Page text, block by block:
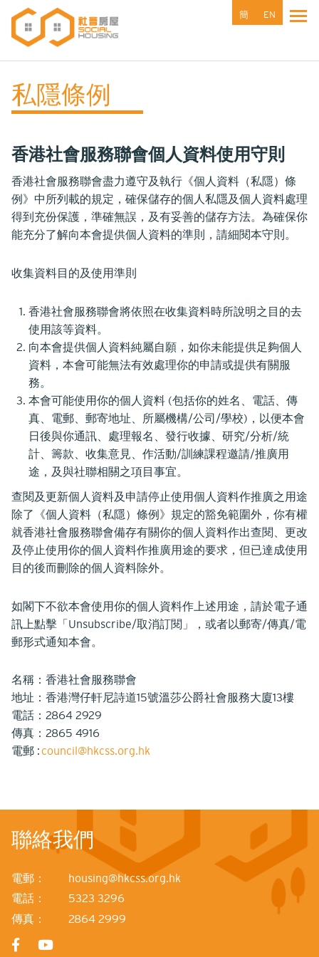
內
簡 EN
私隱條例
香港社會服務聯會個人資料使用守則
香港社會服務聯會盡力遵守及執行《個人資料（私隱）條
例》中所列載的規定，確保儲存的個人私隱及個人資料處理
得到充份保護，準確無誤，及有妥善的儲存方法。為確保你
能充分了解向本會提供個人資料的準則，請細閱本守則。
收集資料目的及使用準則
香港社會服務聯會將依照在收集資料時所說明之目的去
使用該等資料。
向本會提供個人資料純屬自願，如你未能提供足夠個人
資料，本會可能無法有效處理你的申請或提供有關服
務。
本會可能使用你的個人資料 (包括你的姓名、電話、傳
真、電郵、郵寄地址、所屬機構/公司/學校)，以便本會
日後與你通訊、處理報名、發行收據、研究/分析/統
計、籌款、收集意見、作活動/訓練課程邀請/推廣用
途，及與社聯相關之項目事宜。
查閱及更新個人資料及申請停止使用個人資料作推廣之用途
除了《個人資料（私隱）條例》規定的豁免範圍外，你有權
就香港社會服務聯會備存有關你的個人資料作出查閱、更改
及停止使用你的個人資料作推廣用途的要求，但已達成使用
目的後而刪除的個人資料除外。
如閣下不欲本會使用你的個人資料作上述用途，請於電子通
訊上點擊「Unsubscribe/取消訂閱」，或者以郵寄/傳真/電
郵形式通知本會。
名稱：香港社會服務聯會
地址：香港灣仔軒尼詩道15號溫莎公爵社會服務大廈13樓
電話：2864 2929
傳真：2865 4916
電郵 : council@hkcss.org.hk
聯絡我們
電郵：
housing@hkcss.org.hk
電話：
5323 3296
傳真：
2864 2999